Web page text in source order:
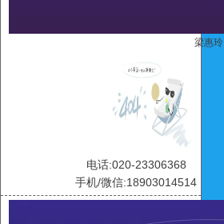
梁惠玲
电话:020-23306368
手机/微信:18903014514